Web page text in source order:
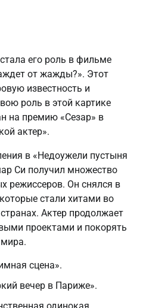
его роль в фильме
от жажды?». Этот
известность и
роль в этой картике
на премию «Сезар» в
актер».
в «Недоужели пустыня
Си получил множество
режиссеров. Он снялся в
стали хитами во
Актер продолжает
проектами и покорять
мира.
сцена».
вечер в Париже».